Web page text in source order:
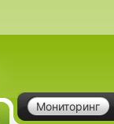
Мониторинг